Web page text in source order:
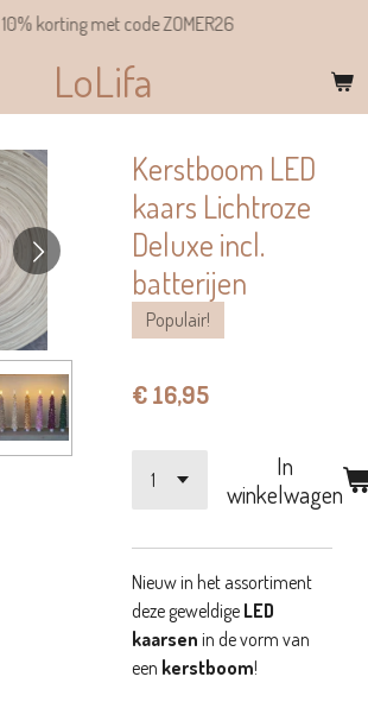
LoLifa
10% korting met code ZOMER26
Kerstboom LED
kaars Lichtroze
Deluxe incl.
batterijen
Populair!
€ 16,95
In
winkelwagen
Nieuw in het assortiment
deze geweldige LED
kaarsen in de vorm van
een kerstboom!